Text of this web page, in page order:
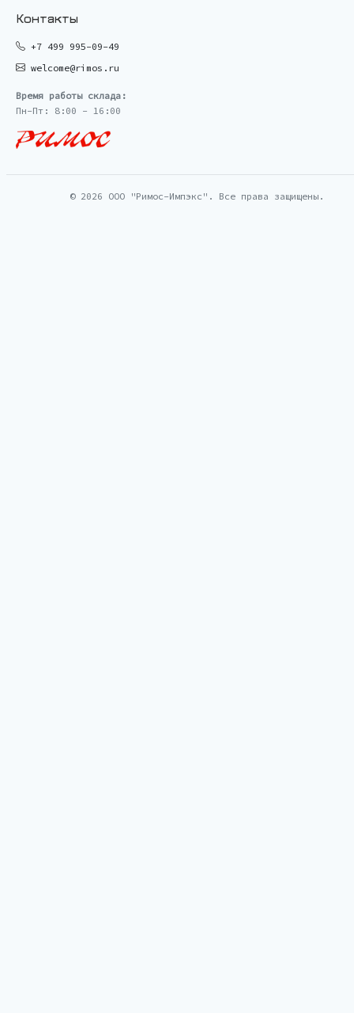
Контакты
+7 499 995-09-49
welcome@rimos.ru
Время работы склада:
Пн-Пт: 8:00 - 16:00
© 2026 ООО "Римос-Импэкс". Все права защищены.